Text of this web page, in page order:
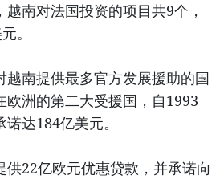
南对法国投资的项目共9个，
。
越南提供最多官方发展援助的国
欧洲的第二大受援国，自1993
达184亿美元。
供22亿欧元优惠贷款，并承诺向